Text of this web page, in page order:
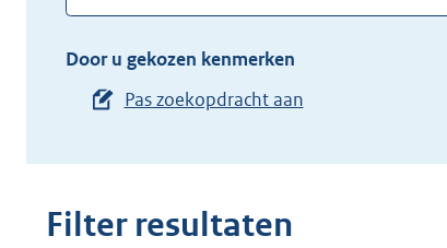
of
(dossier)nummer
hier
in
Door u gekozen kenmerken
Pas zoekopdracht aan
Filter resultaten